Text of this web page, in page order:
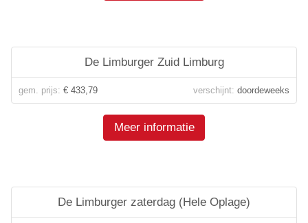
De Limburger Zuid Limburg
gem. prijs: € 433,79 verschijnt: doordeweeks
Meer informatie
De Limburger zaterdag (Hele Oplage)